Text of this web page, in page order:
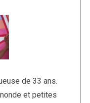
de 33 ans.
et petites